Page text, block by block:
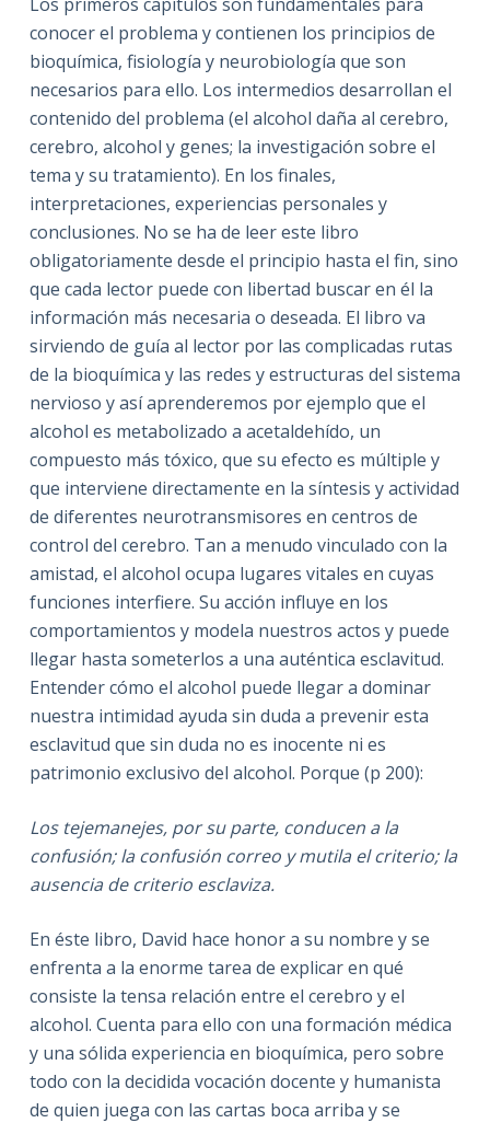
conocer el problema y contienen los principios de
bioquímica, fisiología y neurobiología que son
necesarios para ello. Los intermedios desarrollan el
contenido del problema (el alcohol daña al cerebro,
cerebro, alcohol y genes; la investigación sobre el
tema y su tratamiento). En los finales,
interpretaciones, experiencias personales y
conclusiones. No se ha de leer este libro
obligatoriamente desde el principio hasta el fin, sino
que cada lector puede con libertad buscar en él la
información más necesaria o deseada. El libro va
sirviendo de guía al lector por las complicadas rutas
de la bioquímica y las redes y estructuras del sistema
nervioso y así aprenderemos por ejemplo que el
alcohol es metabolizado a acetaldehído, un
compuesto más tóxico, que su efecto es múltiple y
que interviene directamente en la síntesis y actividad
de diferentes neurotransmisores en centros de
control del cerebro. Tan a menudo vinculado con la
amistad, el alcohol ocupa lugares vitales en cuyas
funciones interfiere. Su acción influye en los
comportamientos y modela nuestros actos y puede
llegar hasta someterlos a una auténtica esclavitud.
Entender cómo el alcohol puede llegar a dominar
nuestra intimidad ayuda sin duda a prevenir esta
esclavitud que sin duda no es inocente ni es
patrimonio exclusivo del alcohol. Porque (p 200):
Los tejemanejes, por su parte, conducen a la
confusión; la confusión correo y mutila el criterio; la
ausencia de criterio esclaviza.
En éste libro, David hace honor a su nombre y se
enfrenta a la enorme tarea de explicar en qué
consiste la tensa relación entre el cerebro y el
alcohol. Cuenta para ello con una formación médica
y una sólida experiencia en bioquímica, pero sobre
todo con la decidida vocación docente y humanista
de quien juega con las cartas boca arriba y se